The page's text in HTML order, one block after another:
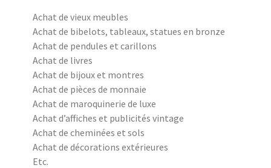
Achat de vieux meubles
Achat de bibelots, tableaux, statues en bronze
Achat de pendules et carillons
Achat de livres
Achat de bijoux et montres
Achat de pièces de monnaie
Achat de maroquinerie de luxe
Achat d’affiches et publicités vintage
Achat de cheminées et sols
Achat de décorations extérieures
Etc.